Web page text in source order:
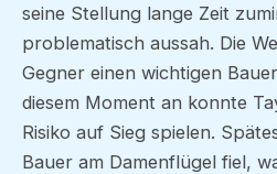
seine Stellung lange Zeit
problematisch aussah. Die
Gegner einen wichtigen
diesem Moment an konnte
Risiko auf Sieg spielen.
Bauer am Damenflügel fiel,